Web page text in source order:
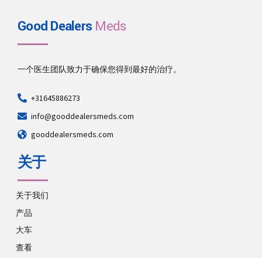
Good DealersMeds
一个医生团队致力于确保您得到最好的治疗。
+31645886273
info@gooddealersmeds.com
gooddealersmeds.com
关于
关于我们
产品
大车
查看